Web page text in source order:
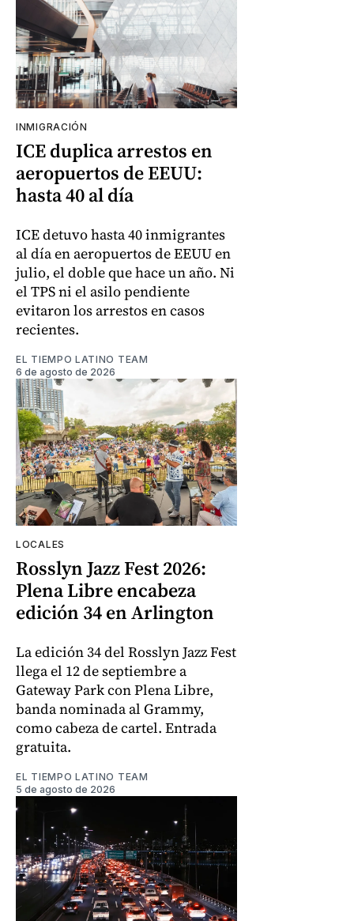
INMIGRACIÓN
ICE duplica arrestos en
aeropuertos de EEUU:
hasta 40 al día
ICE detuvo hasta 40 inmigrantes
al día en aeropuertos de EEUU en
julio, el doble que hace un año. Ni
el TPS ni el asilo pendiente
evitaron los arrestos en casos
recientes.
EL TIEMPO LATINO TEAM
6 de agosto de 2026
LOCALES
Rosslyn Jazz Fest 2026:
Plena Libre encabeza
edición 34 en Arlington
La edición 34 del Rosslyn Jazz Fest
llega el 12 de septiembre a
Gateway Park con Plena Libre,
banda nominada al Grammy,
como cabeza de cartel. Entrada
gratuita.
EL TIEMPO LATINO TEAM
5 de agosto de 2026